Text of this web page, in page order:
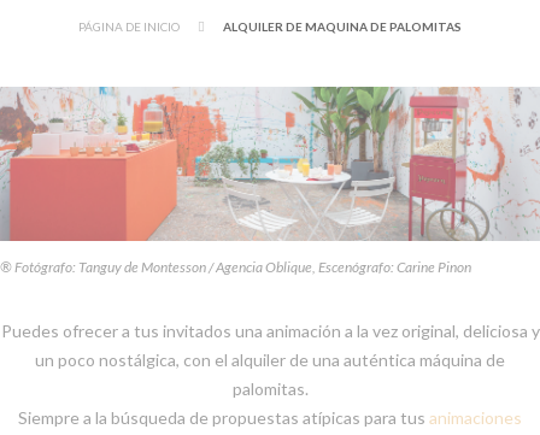
PÁGINA DE INICIO ALQUILER DE MAQUINA DE PALOMITAS
® Fotógrafo: Tanguy de Montesson / Agencia Oblique, Escenógrafo: Carine Pinon
Puedes ofrecer a tus invitados una animación a la vez original, deliciosa y
un poco nostálgica, con el alquiler de una auténtica máquina de
palomitas.
Siempre a la búsqueda de propuestas atípicas para tus animaciones